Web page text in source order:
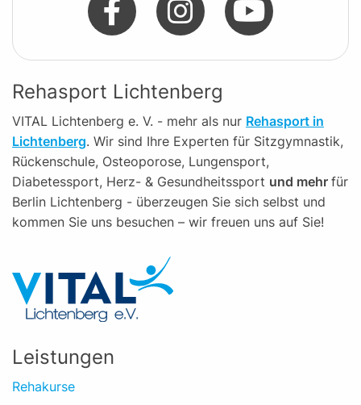
Rehasport Lichtenberg
VITAL Lichtenberg e. V. - mehr als nur Rehasport in
Lichtenberg. Wir sind Ihre Experten für Sitzgymnastik,
Rückenschule, Osteoporose, Lungensport,
Diabetessport, Herz- & Gesundheitssport und mehr für
Berlin Lichtenberg - überzeugen Sie sich selbst und
kommen Sie uns besuchen – wir freuen uns auf Sie!
Leistungen
Rehakurse